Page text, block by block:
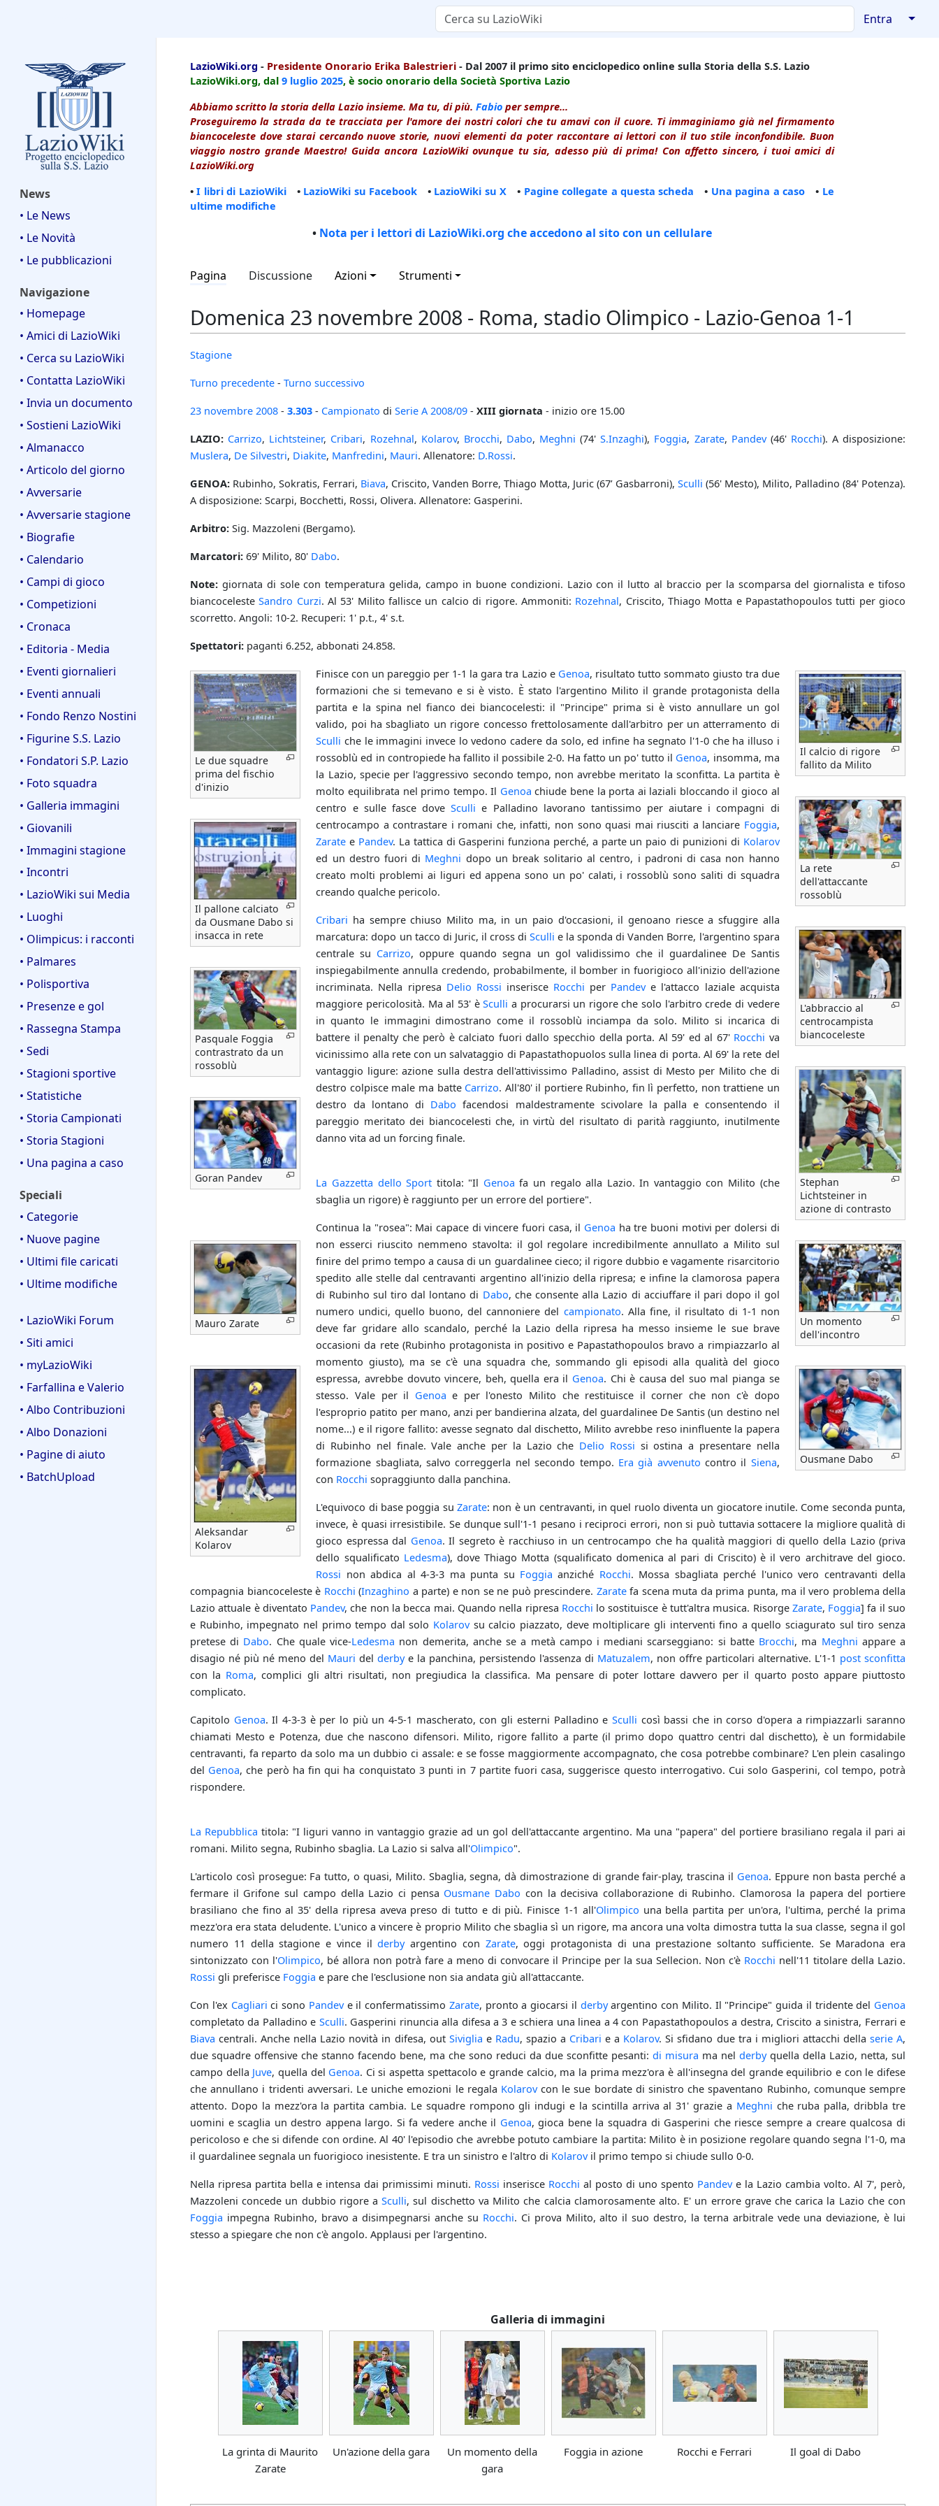
Entra ↓
News
• Le News
• Le Novità
• Le pubblicazioni
Navigazione
• Homepage
• Amici di LazioWiki
• Cerca su LazioWiki
• Contatta LazioWiki
• Invia un documento
• Sostieni LazioWiki
• Almanacco
• Articolo del giorno
• Avversarie
• Avversarie stagione
• Biografie
• Calendario
• Campi di gioco
• Competizioni
• Cronaca
• Editoria - Media
• Eventi giornalieri
• Eventi annuali
• Fondo Renzo Nostini
• Figurine S.S. Lazio
• Fondatori S.P. Lazio
• Foto squadra
• Galleria immagini
• Giovanili
• Immagini stagione
• Incontri
• LazioWiki sui Media
• Luoghi
• Olimpicus: i racconti
• Palmares
• Polisportiva
• Presenze e gol
• Rassegna Stampa
• Sedi
• Stagioni sportive
• Statistiche
• Storia Campionati
• Storia Stagioni
• Una pagina a caso
Speciali
• Categorie
• Nuove pagine
• Ultimi file caricati
• Ultime modifiche
• LazioWiki Forum
• Siti amici
• myLazioWiki
• Farfallina e Valerio
• Albo Contribuzioni
• Albo Donazioni
• Pagine di aiuto
• BatchUpload
LazioWiki.org - Presidente Onorario Erika Balestrieri - Dal 2007 il primo sito enciclopedico online sulla Storia della S.S. Lazio
LazioWiki.org, dal 9 luglio 2025, è socio onorario della Società Sportiva Lazio
Abbiamo scritto la storia della Lazio insieme. Ma tu, di più. Fabio per sempre...
Proseguiremo la strada da te tracciata per l'amore dei nostri colori che tu amavi con il cuore. Ti immaginiamo già nel firmamento
biancoceleste dove starai cercando nuove storie, nuovi elementi da poter raccontare ai lettori con il tuo stile inconfondibile. Buon
viaggio nostro grande Maestro! Guida ancora LazioWiki ovunque tu sia, adesso più di prima! Con affetto sincero, i tuoi amici di
LazioWiki.org
•I libri di LazioWiki• LazioWiki su Facebook • LazioWiki su X • Pagine collegate a questa scheda • Una pagina a caso • Le
ultime modifiche
• Nota per i lettori di LazioWiki.org che accedono al sito con un cellulare
Pagina Discussione Azioni Strumenti
Domenica 23 novembre 2008 - Roma, stadio Olimpico - Lazio-Genoa 1-1
Stagione
Turno precedente - Turno successivo
23 novembre 2008 - 3.303 - Campionato di Serie A 2008/09 - XIII giornata - inizio ore 15.00
LAZIO: Carrizo, Lichtsteiner, Cribari, Rozehnal, Kolarov, Brocchi, Dabo, Meghni (74'S.Inzaghi), Foggia, Zarate, Pandev(46' Rocchi). A disposizione:
Muslera, De Silvestri, Diakite, Manfredini, Mauri. Allenatore: D.Rossi.
GENOA: Rubinho, Sokratis, Ferrari, Biava, Criscito, Vanden Borre, Thiago Motta, Juric (67’ Gasbarroni), Sculli (56' Mesto), Milito, Palladino (84' Potenza).
A disposizione: Scarpi, Bocchetti, Rossi, Olivera. Allenatore: Gasperini.
Arbitro: Sig. Mazzoleni (Bergamo).
Marcatori: 69' Milito, 80' Dabo.
Note: giornata di sole con temperatura gelida, campo in buone condizioni. Lazio con il lutto al braccio per la scomparsa del giornalista e tifoso
biancocelesteSandro Curzi. Al 53' Milito fallisce un calcio di rigore. Ammoniti: Rozehnal, Criscito, Thiago Motta e Papastathopoulos tutti per gioco
scorretto. Angoli: 10-2. Recuperi: 1' p.t., 4' s.t.
Spettatori: paganti 6.252, abbonati 24.858.
Le due squadre
prima del fischio
d'inizio
Il calcio di rigore
fallito da Milito
La rete
dell'attaccante
rossoblù
Il pallone calciato
da Ousmane Dabo si
insacca in rete
L'abbraccio al
centrocampista
biancoceleste
Pasquale Foggia
contrastrato da un
rossoblù
Stephan
Lichtsteiner in
azione di contrasto
Goran Pandev
Un momento
dell'incontro
Mauro Zarate
Ousmane Dabo
Aleksandar
Kolarov
Finisce con un pareggio per 1-1 la gara tra Lazio e Genoa, risultato tutto sommato giusto tra due
formazioni che si temevano e si è visto. È stato l'argentino Milito il grande protagonista della
partita e la spina nel fianco dei biancocelesti: il "Principe" prima si è visto annullare un gol
valido, poi ha sbagliato un rigore concesso frettolosamente dall'arbitro per un atterramento di
Sculli che le immagini invece lo vedono cadere da solo, ed infine ha segnato l'1-0 che ha illuso i
rossoblù ed in contropiede ha fallito il possibile 2-0. Ha fatto un po' tutto il Genoa, insomma, ma
la Lazio, specie per l'aggressivo secondo tempo, non avrebbe meritato la sconfitta. La partita è
molto equilibrata nel primo tempo. Il Genoa chiude bene la porta ai laziali bloccando il gioco al
centro e sulle fasce doveSculli e Palladino lavorano tantissimo per aiutare i compagni di
centrocampo a contrastare i romani che, infatti, non sono quasi mai riusciti a lanciare Foggia,
Zarate e Pandev. La tattica di Gasperini funziona perché, a parte un paio di punizioni di Kolarov
ed un destro fuori di Meghni dopo un break solitario al centro, i padroni di casa non hanno
creato molti problemi ai liguri ed appena sono un po' calati, i rossoblù sono saliti di squadra
creando qualche pericolo.
Cribari ha sempre chiuso Milito ma, in un paio d'occasioni, il genoano riesce a sfuggire alla
marcatura: dopo un tacco di Juric, il cross diSculli e la sponda di Vanden Borre, l'argentino spara
centrale su Carrizo, oppure quando segna un gol validissimo che il guardalinee De Santis
inspiegabilmente annulla credendo, probabilmente, il bomber in fuorigioco all'inizio dell'azione
incriminata. Nella ripresa Delio Rossi inserisce Rocchi per Pandeve l'attacco laziale acquista
maggiore pericolosità. Ma al 53' èSculli a procurarsi un rigore che solo l'arbitro crede di vedere
in quanto le immagini dimostrano come il rossoblù inciampa da solo. Milito si incarica di
battere il penalty che però è calciato fuori dallo specchio della porta. Al 59' ed al 67' Rocchi va
vicinissimo alla rete con un salvataggio di Papastathopuolos sulla linea di porta. Al 69' la rete del
vantaggio ligure: azione sulla destra dell'attivissimo Palladino, assist di Mesto per Milito che di
destro colpisce male ma batte Carrizo. All'80' il portiere Rubinho, fin lì perfetto, non trattiene un
destro da lontano di Dabo facendosi maldestramente scivolare la palla e consentendo il
pareggio meritato dei biancocelesti che, in virtù del risultato di parità raggiunto, inutilmente
danno vita ad un forcing finale.
La Gazzetta dello Sport titola: "Il Genoa fa un regalo alla Lazio. In vantaggio con Milito (che
sbaglia un rigore) è raggiunto per un errore del portiere".
Continua la "rosea": Mai capace di vincere fuori casa, il Genoa ha tre buoni motivi per dolersi di
non esserci riuscito nemmeno stavolta: il gol regolare incredibilmente annullato a Milito sul
finire del primo tempo a causa di un guardalinee cieco; il rigore dubbio e vagamente risarcitorio
spedito alle stelle dal centravanti argentino all'inizio della ripresa; e infine la clamorosa papera
di Rubinho sul tiro dal lontano di Dabo, che consente alla Lazio di acciuffare il pari dopo il gol
numero undici, quello buono, del cannoniere del campionato. Alla fine, il risultato di 1-1 non
deve far gridare allo scandalo, perché la Lazio della ripresa ha messo insieme le sue brave
occasioni da rete (Rubinho protagonista in positivo e Papastathopoulos bravo a rimpiazzarlo al
momento giusto), ma se c'è una squadra che, sommando gli episodi alla qualità del gioco
espressa, avrebbe dovuto vincere, beh, quella era il Genoa. Chi è causa del suo mal pianga se
stesso. Vale per il Genoa e per l'onesto Milito che restituisce il corner che non c'è dopo
l'esproprio patito per mano, anzi per bandierina alzata, del guardalinee De Santis (un destino nel
nome...) e il rigore fallito: avesse segnato dal dischetto, Milito avrebbe reso ininfluente la papera
di Rubinho nel finale. Vale anche per la Lazio che Delio Rossi si ostina a presentare nella
formazione sbagliata, salvo correggerla nel secondo tempo. Era già avvenuto contro il Siena,
con Rocchi sopraggiunto dalla panchina.
L'equivoco di base poggia suZarate: non è un centravanti, in quel ruolo diventa un giocatore inutile. Come seconda punta,
invece, è quasi irresistibile. Se dunque sull'1-1 pesano i reciproci errori, non si può tuttavia sottacere la migliore qualità di
gioco espressa dal Genoa. Il segreto è racchiuso in un centrocampo che ha qualità maggiori di quello della Lazio (priva
dello squalificato Ledesma), dove Thiago Motta (squalificato domenica al pari di Criscito) è il vero architrave del gioco.
Rossi non abdica al 4-3-3 ma punta su Foggia anziché Rocchi. Mossa sbagliata perché l'unico vero centravanti della
compagnia biancoceleste è Rocchi (Inzaghino a parte) e non se ne può prescindere. Zaratefa scena muta da prima punta, ma il vero problema della
Lazio attuale è diventato Pandev, che non la becca mai. Quando nella ripresa Rocchi lo sostituisce è tutt'altra musica. Risorge Zarate, Foggia] fa il suo
e Rubinho, impegnato nel primo tempo dal solo Kolarovsu calcio piazzato, deve moltiplicare gli interventi fino a quello sciagurato sul tiro senza
pretese di Dabo. Che quale vice-Ledesma non demerita, anche se a metà campo i mediani scarseggiano: si batte Brocchi, ma Meghni appare a
disagio né più né meno del Mauri del derbye la panchina, persistendo l'assenza di Matuzalem, non offre particolari alternative. L'1-1 post sconfitta
con la Roma, complici gli altri risultati, non pregiudica la classifica. Ma pensare di poter lottare davvero per il quarto posto appare piuttosto
complicato.
Capitolo Genoa. Il 4-3-3 è per lo più un 4-5-1 mascherato, con gli esterni Palladino e Sculli così bassi che in corso d'opera a rimpiazzarli saranno
chiamati Mesto e Potenza, due che nascono difensori. Milito, rigore fallito a parte (il primo dopo quattro centri dal dischetto), è un formidabile
centravanti, fa reparto da solo ma un dubbio ci assale: e se fosse maggiormente accompagnato, che cosa potrebbe combinare? L'en plein casalingo
del Genoa, che però ha fin qui ha conquistato 3 punti in 7 partite fuori casa, suggerisce questo interrogativo. Cui solo Gasperini, col tempo, potrà
rispondere.
La Repubblica titola: "I liguri vanno in vantaggio grazie ad un gol dell'attaccante argentino. Ma una "papera" del portiere brasiliano regala il pari ai
romani. Milito segna, Rubinho sbaglia. La Lazio si salva all'Olimpico".
L'articolo così prosegue: Fa tutto, o quasi, Milito. Sbaglia, segna, dà dimostrazione di grande fair-play, trascina il Genoa. Eppure non basta perché a
fermare il Grifone sul campo della Lazio ci pensa Ousmane Dabo con la decisiva collaborazione di Rubinho. Clamorosa la papera del portiere
brasiliano che fino al 35' della ripresa aveva preso di tutto e di più. Finisce 1-1 all'Olimpico una bella partita per un'ora, l'ultima, perché la prima
mezz'ora era stata deludente. L'unico a vincere è proprio Milito che sbaglia sì un rigore, ma ancora una volta dimostra tutta la sua classe, segna il gol
numero 11 della stagione e vince ilderbyargentino con Zarate, oggi protagonista di una prestazione soltanto sufficiente. Se Maradona era
sintonizzato con l'Olimpico, bé allora non potrà fare a meno di convocare il Principe per la sua Sellecion. Non c'è Rocchi nell'11 titolare della Lazio.
Rossi gli preferisce Foggia e pare che l'esclusione non sia andata giù all'attaccante.
Con l'ex Cagliari ci sono Pandeve il confermatissimo Zarate, pronto a giocarsi il derbyargentino con Milito. Il "Principe" guida il tridente del Genoa
completato da Palladino e Sculli. Gasperini rinuncia alla difesa a 3 e schiera una linea a 4 con Papastathopoulos a destra, Criscito a sinistra, Ferrari e
Biava centrali. Anche nella Lazio novità in difesa, out Siviglia e Radu, spazio a Cribari e a Kolarov. Si sfidano due tra i migliori attacchi della serie A,
due squadre offensive che stanno facendo bene, ma che sono reduci da due sconfitte pesanti: di misura ma nel derbyquella della Lazio, netta, sul
campo della Juve, quella del Genoa. Ci si aspetta spettacolo e grande calcio, ma la prima mezz'ora è all'insegna del grande equilibrio e con le difese
che annullano i tridenti avversari. Le uniche emozioni le regala Kolarovcon le sue bordate di sinistro che spaventano Rubinho, comunque sempre
attento. Dopo la mezz'ora la partita cambia. Le squadre rompono gli indugi e la scintilla arriva al 31' grazie a Meghni che ruba palla, dribbla tre
uomini e scaglia un destro appena largo. Si fa vedere anche il Genoa, gioca bene la squadra di Gasperini che riesce sempre a creare qualcosa di
pericoloso e che si difende con ordine. Al 40' l'episodio che avrebbe potuto cambiare la partita: Milito è in posizione regolare quando segna l'1-0, ma
il guardalinee segnala un fuorigioco inesistente. E tra un sinistro e l'altro di Kolarovil primo tempo si chiude sullo 0-0.
Nella ripresa partita bella e intensa dai primissimi minuti. Rossi inserisce Rocchi al posto di uno spento Pandeve la Lazio cambia volto. Al 7', però,
Mazzoleni concede un dubbio rigore aSculli, sul dischetto va Milito che calcia clamorosamente alto. E' un errore grave che carica la Lazio che con
Foggia impegna Rubinho, bravo a disimpegnarsi anche su Rocchi. Ci prova Milito, alto il suo destro, la terna arbitrale vede una deviazione, è lui
stesso a spiegare che non c'è angolo. Applausi per l'argentino.
Galleria di immagini
La grinta di Maurito
Zarate
Un'azione della gara
Un momento della
gara
Foggia in azione Rocchi e Ferrari Il goal di Dabo